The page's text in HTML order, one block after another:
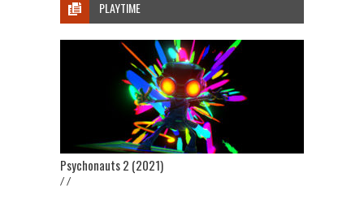
PLAYTIME
Psychonauts 2 (2021)
/ /